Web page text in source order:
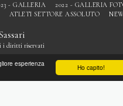
Ho capito!
esperienza
i diritti riservati
- GALLERIA
2022 - GALLERIA
ATLETI SETTORE ASSOLUTO